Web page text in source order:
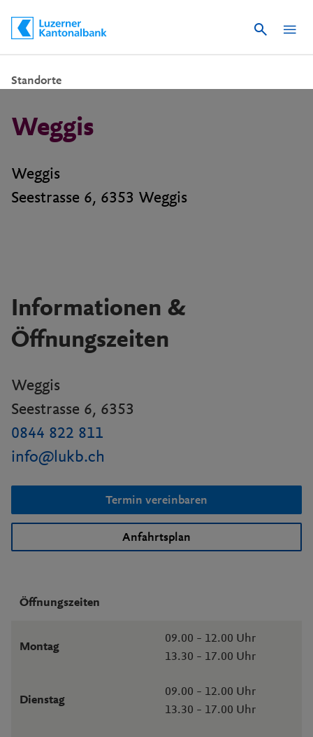
Suche
Standorte
Weggis
Weggis
Seestrasse 6, 6353 Weggis
Informationen &
Öffnungszeiten
Weggis
Seestrasse 6, 6353
0844 822 811
info@lukb.ch
Termin vereinbaren
Anfahrtsplan
Öffnungszeiten
Montag
09.00 – 12.00 Uhr
13.30 – 17.00 Uhr
Dienstag
09.00 – 12.00 Uhr
13.30 – 17.00 Uhr